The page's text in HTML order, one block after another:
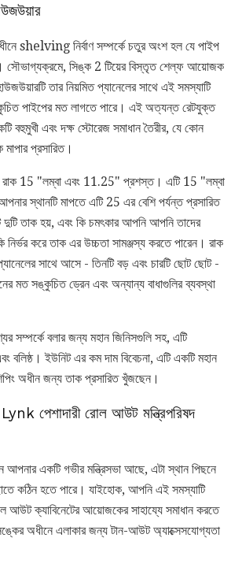
shelving নির্বাণ সম্পর্কে চতুর অংশ হল যে পাইপ
সৌভাগ্যক্রমে, সিঙ্ক 2 টিয়ের বিস্তৃত শেল্ফ আয়োজক
তার নিয়মিত প্যানেলের সাথে এই সমস্যাটি
পাইপের মত লাগতে পারে। এই অত্যন্ত রেটযুক্ত
বহুমুখী এবং দক্ষ স্টোরেজ সমাধান তৈরীর, যে কোন
মাপার প্রসারিত।
রাক 15 "লম্বা এবং 11.25" প্রশস্ত। এটি 15 "লম্বা
স্থানটি মাপতে এটি 25 এর বেশি পর্যন্ত প্রসারিত
তাক হয়, এবং কি চমৎকার আপনি আপনি তাদের
নির্ভর করে তাক এর উচ্চতা সামঞ্জস্য করতে পারেন। রাক
সাথে আসে - তিনটি বড় এবং চারটি ছোট ছোট -
মত সঙ্কুচিত ড্রেন এবং অন্যান্য বাধাগুলির ব্যবস্থা
সম্পর্কে বলার জন্য মহান জিনিসগুলি সহ, এটি
বলিষ্ঠ। ইউনিট এর কম দাম বিবেচনা, এটি একটি মহান
অধীন জন্য তাক প্রসারিত খুঁজছেন।
Lynk পেশাদারী রোল আউট মন্ত্রিপরিষদ
একটি গভীর মন্ত্রিসভা আছে, এটা স্থান পিছনে
কঠিন হতে পারে। যাইহোক, আপনি এই সমস্যাটি
ক্যাবিনেটের আয়োজকের সাহায্যে সমাধান করতে
অধীনে এলাকার জন্য টান-আউট অ্যাক্সেসযোগ্যতা